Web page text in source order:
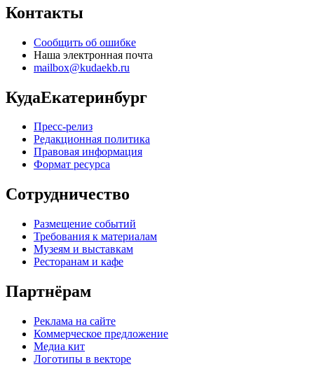
Контакты
Сообщить об ошибке
Наша электронная почта
mailbox@kudaekb.ru
КудаЕкатеринбург
Пресс-релиз
Редакционная политика
Правовая информация
Формат ресурса
Сотрудничество
Размещение событий
Требования к материалам
Музеям и выставкам
Ресторанам и кафе
Партнёрам
Реклама на сайте
Коммерческое предложение
Медиа кит
Логотипы в векторе